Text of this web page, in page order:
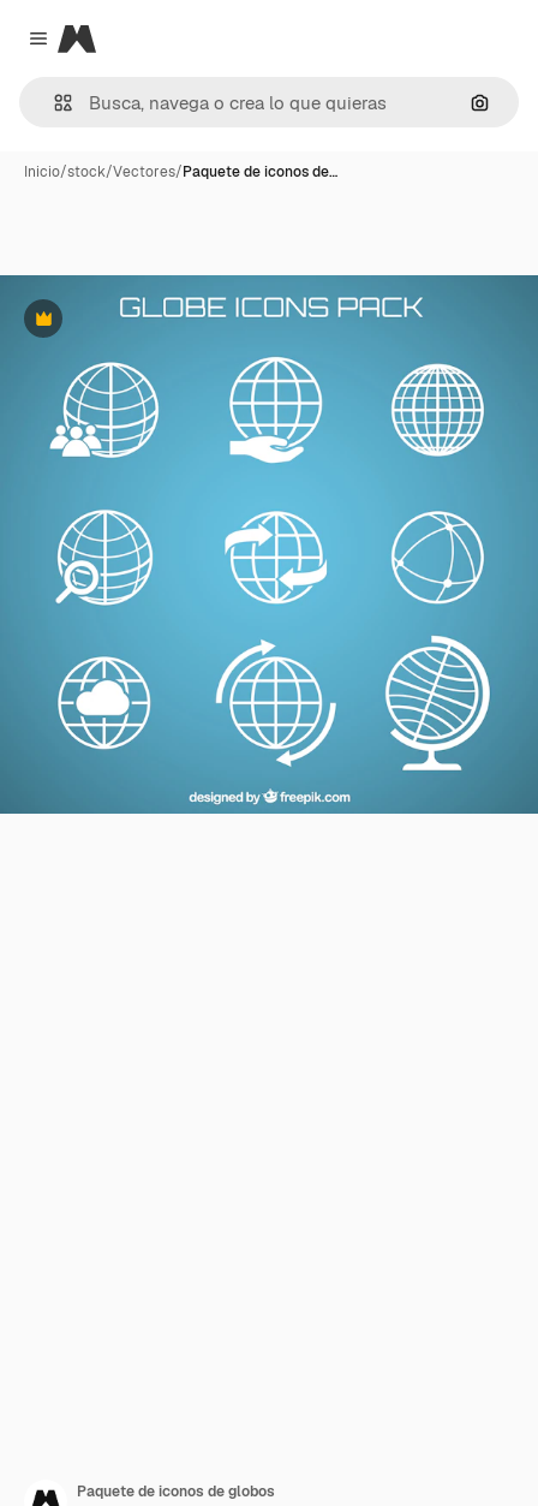
Close menu
Magnific
Inicio/stock/Vectores/Paquete de iconos de…
Premium
Paquete de iconos de globos